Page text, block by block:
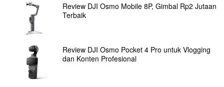
Review DJI Osmo Mobile 8P, Gimbal Rp2 Jutaan
Terbaik
Review DJI Osmo Pocket 4 Pro untuk Vlogging
dan Konten Profesional